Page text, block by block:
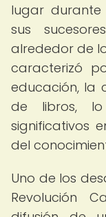
lugar
sus
alrededor de
caracterizó
educación, la
de libros,
significativos
del
Uno de los
Revolución